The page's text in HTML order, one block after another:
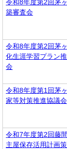
令和8年度第2回茅
築審査会
令和8年度第2回茅
化生涯学習プラン
会
令和8年度第1回茅
家等対策推進協議会
令和7年度第2回藤
主屋保存活用計画